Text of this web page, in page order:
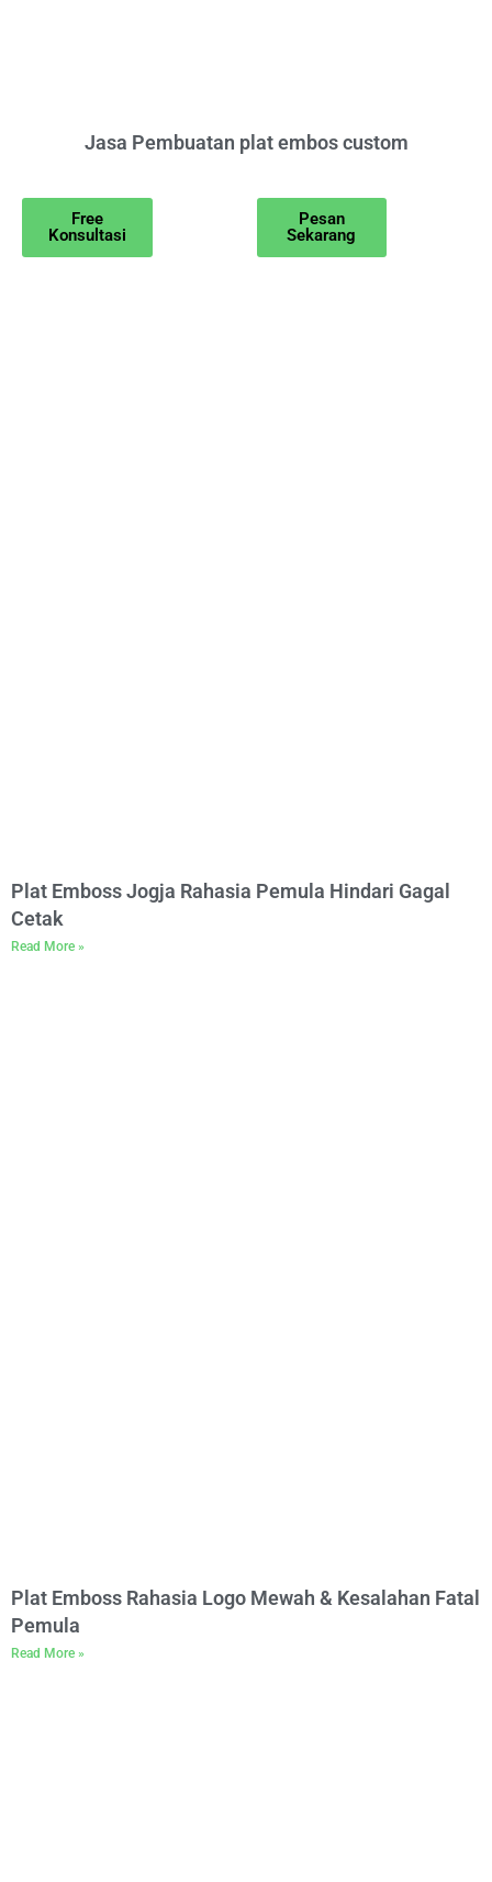
Jasa Pembuatan plat embos custom
Free
Konsultasi
Pesan
Sekarang
Plat Emboss Jogja Rahasia Pemula Hindari Gagal
Cetak
Read More »
Plat Emboss Rahasia Logo Mewah & Kesalahan Fatal
Pemula
Read More »